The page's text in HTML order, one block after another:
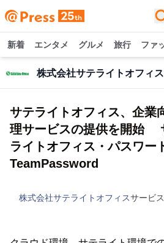
新着 エンタメ グルメ 旅行 ファ
株式会社サテライトオフィス
サテライトオフィス、企業
理サービスの提供を開始
ライトオフィス・パスワー
TeamPassword
株式会社サテライトオフィスサービス